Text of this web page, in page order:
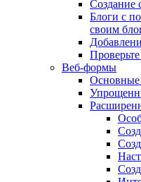
Создание
Блоги с
своим
Проверьте
Веб-формы
Основные